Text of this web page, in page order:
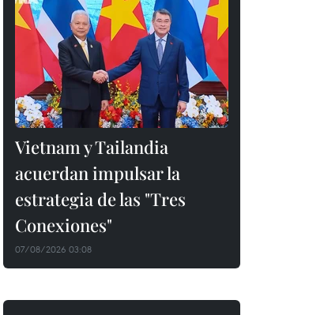
Vietnam y Tailandia
acuerdan impulsar la
estrategia de las "Tres
Conexiones"
07/08/2026 03:08